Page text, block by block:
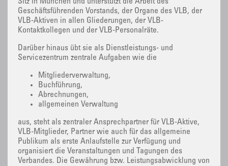
Sitz in München und unterstützt die Arbeit des
Geschäftsführenden Vorstands, der Organe des VLB, der
VLB-Aktiven in allen Gliederungen, der VLB-
Kontaktkollegen und der VLB-Personalräte.
Darüber hinaus übt sie als Dienstleistungs- und
Servicezentrum zentrale Aufgaben wie die
Mitgliederverwaltung,
Buchführung,
Abrechnungen,
allgemeinen Verwaltung
aus, steht als zentraler Ansprechpartner für VLB-Aktive,
VLB-Mitglieder, Partner wie auch für das allgemeine
Publikum als erste Anlaufstelle zur Verfügung und
organisiert die Veranstaltungen und Tagungen des
Verbandes. Die Gewährung bzw. Leistungsabwicklung von